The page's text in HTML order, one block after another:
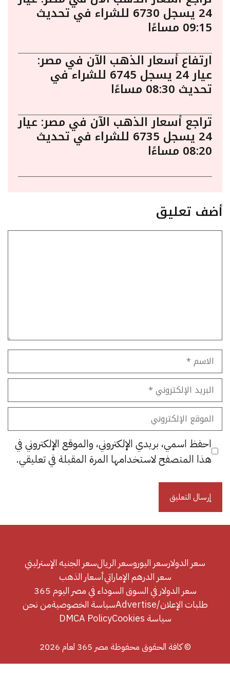
24 يسجل 6730 للشراء في تحديث
09:15 مساءًا
ارتفاع أسعار الذهب الآن في مصر:
عيار 24 يسجل 6745 للشراء في
تحديث 08:30 مساءًا
تراجع أسعار الذهب الآن في مصر: عيار
24 يسجل 6735 للشراء في تحديث
08:20 مساءًا
أضف تعليق
الاسم
البريد
الإلكتروني
الموقع
الإلكتروني
احفظ اسمي، بريدي الإلكتروني، والموقع الإلكتروني في
هذا المتصفح لاستخدامها المرة المقبلة في تعليقي.
سعر الدولارسعر اليوروسعر الريالسعر الجنيه الإسترليني
سعر الدرهم الإماراتيأسعار الذهب
سعر الدولار في السوق السوداء في مصر اليوم 365
طلبات الإعلان/Advertise
سياسة الخصوصيةمن نحن
سياسة Cookies
DMCA Policy
© كافة الحقوق محفوظة مصر 365 لعام 2026